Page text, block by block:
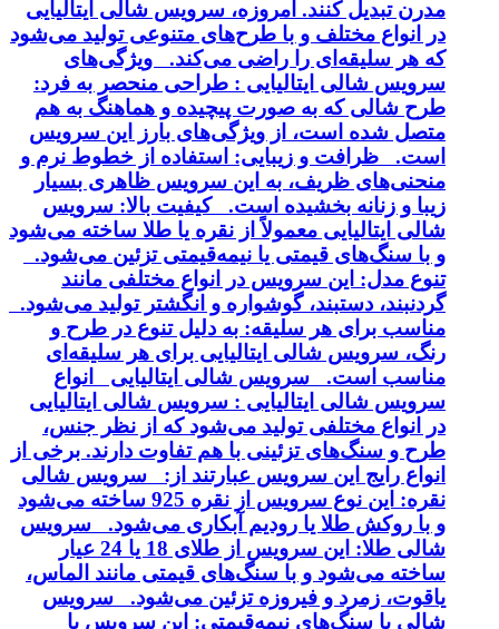
مدرن تبدیل کنند. امروزه، سرویس شالی ایتالیایی
در انواع مختلف و با طرح‌های متنوعی تولید می‌شود
که هر سلیقه‌ای را راضی می‌کند. ویژگی‌های
سرویس شالی ایتالیایی : طراحی منحصر به فرد:
طرح شالی که به صورت پیچیده و هماهنگ به هم
متصل شده است، از ویژگی‌های بارز این سرویس
است. ظرافت و زیبایی: استفاده از خطوط نرم و
منحنی‌های ظریف، به این سرویس ظاهری بسیار
زیبا و زنانه بخشیده است. کیفیت بالا: سرویس
شالی ایتالیایی معمولاً از نقره یا طلا ساخته می‌شود
و با سنگ‌های قیمتی یا نیمه‌قیمتی تزئین می‌شود.
تنوع مدل: این سرویس در انواع مختلفی مانند
گردنبند، دستبند، گوشواره و انگشتر تولید می‌شود.
مناسب برای هر سلیقه: به دلیل تنوع در طرح و
رنگ، سرویس شالی ایتالیایی برای هر سلیقه‌ای
مناسب است. سرویس شالی ایتالیایی انواع
سرویس شالی ایتالیایی : سرویس شالی ایتالیایی
در انواع مختلفی تولید می‌شود که از نظر جنس،
طرح و سنگ‌های تزئینی با هم تفاوت دارند. برخی از
انواع رایج این سرویس عبارتند از: سرویس شالی
نقره: این نوع سرویس از نقره 925 ساخته می‌شود
و با روکش طلا یا رودیم آبکاری می‌شود. سرویس
شالی طلا: این سرویس از طلای 18 یا 24 عیار
ساخته می‌شود و با سنگ‌های قیمتی مانند الماس،
یاقوت، زمرد و فیروزه تزئین می‌شود. سرویس
شالی با سنگ‌های نیمه‌قیمتی: این سرویس با